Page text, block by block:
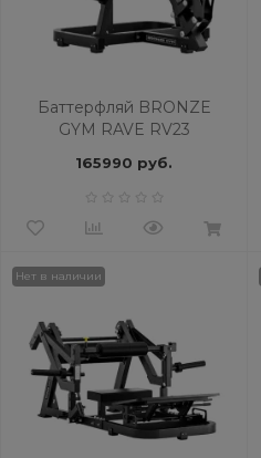
Баттерфляй BRONZE
GYM RAVE RV23
165990 руб.
Нет в наличии